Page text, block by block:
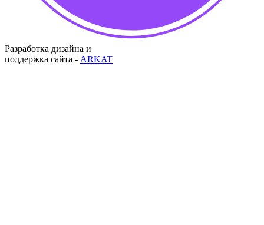
Разработка дизайна и
поддержка сайта - ARKAT